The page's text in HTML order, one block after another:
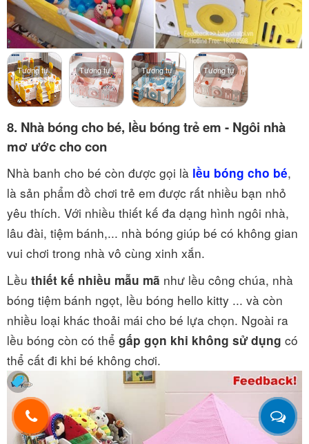
Tương tự Tương tự Tương tự Tương tự
8. Nhà bóng cho bé, lều bóng trẻ em - Ngôi nhà
mơ ước cho con
Nhà banh cho bé còn được gọi là lều bóng cho bé,
là sản phẩm đồ chơi trẻ em được rất nhiều bạn nhỏ
yêu thích. Với nhiều thiết kế đa dạng hình ngôi nhà,
lâu đài, tiệm bánh,... nhà bóng giúp bé có không gian
vui chơi trong nhà vô cùng xinh xắn.
Lều thiết kế nhiều mẫu mã như lều công chúa, nhà
bóng tiệm bánh ngọt, lều bóng hello kitty ... và còn
nhiều loại khác thoải mái cho bé lựa chọn. Ngoài ra
lều bóng còn có thể gấp gọn khi không sử dụng có
thể cất đi khi bé không chơi.